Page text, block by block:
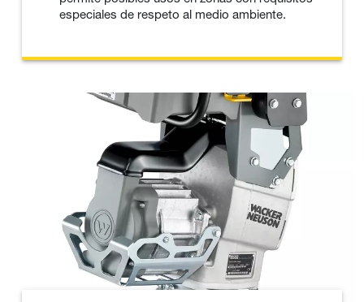
especiales de respeto al medio ambiente.